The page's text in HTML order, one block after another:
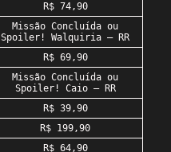
R$ 74,90
Missão Concluída ou
Spoiler! Walquiria – RR
R$ 69,90
Missão Concluída ou
Spoiler! Caio – RR
R$ 39,90
R$ 199,90
R$ 64,90